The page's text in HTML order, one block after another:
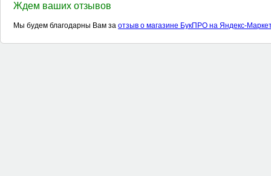
Ждем ваших отзывов
Мы будем благодарны Вам за отзыв о магазине БукПРО на Яндекс-